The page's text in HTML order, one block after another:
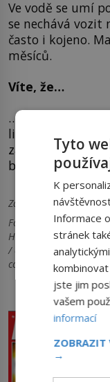
Ve vodě se umí
se nechává vozit
často i kojeno.
měsíců.
Víte, že…
… existuje i druh
liberijský? Žije v
západní Afriky a
běžný hroch.
Zdroje informací:
Foto: 1) William Warby
Hermanno12 /
/
PRÁVĚ V
Tyto
K
Informace
stránek
jste jim
vašem
informací
ZOBRAZIT
→